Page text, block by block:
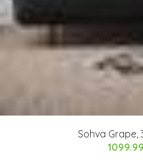
Sohva Grape,